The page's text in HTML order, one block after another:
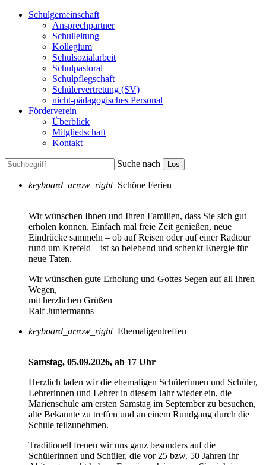
Schulgemeinschaft
Ansprechpartner
Schulleitung
Kollegium
Schulsozialarbeit
Schulpastoral
Schulpflegschaft
Schülervertretung (SV)
nicht-pädagogisches Personal
Förderverein
Überblick
Mitgliedschaft
Kontakt
Suche nach Los
keyboard_arrow_right Schöne Ferien
Wir wünschen Ihnen und Ihren Familien, dass Sie sich gut
erholen können. Einfach mal freie Zeit genießen, neue
Eindrücke sammeln – ob auf Reisen oder auf einer Radtour
rund um Krefeld – ist so belebend und schenkt Energie für
neue Taten.
Wir wünschen gute Erholung und Gottes Segen auf all Ihren
Wegen,
mit herzlichen Grüßen
Ralf Juntermanns
keyboard_arrow_right Ehemaligentreffen
Samstag, 05.09.2026, ab 17 Uhr
Herzlich laden wir die ehemaligen Schülerinnen und Schüler,
Lehrerinnen und Lehrer in diesem Jahr wieder ein, die
Marienschule am ersten Samstag im September zu besuchen,
alte Bekannte zu treffen und an einem Rundgang durch die
Schule teilzunehmen.
Traditionell freuen wir uns ganz besonders auf die
Schülerinnen und Schüler, die vor 25 bzw. 50 Jahren ihr